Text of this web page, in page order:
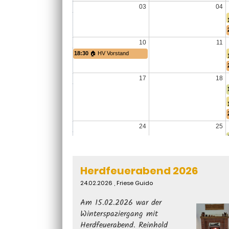
03 04
10 11
17 18
24 25
31
18:30 🏠 HV Vorstand
Herdfeuerabend 2026
24.02.2026 , Friese Guido
Am 15.02.2026 war der
Winterspaziergang mit
Herdfeuerabend. Reinhold